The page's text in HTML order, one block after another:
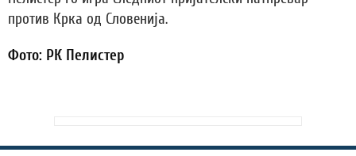
против Крка од Словенија.
Фото: РК Пелистер